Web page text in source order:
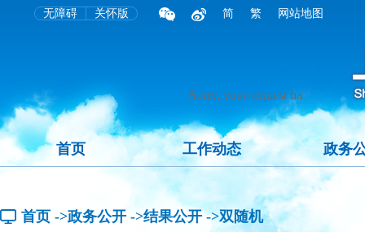
无障碍 关怀版 简 繁 网站地图
首页 工作动态 政务
首页 ->政务公开 ->结果公开 ->双随机